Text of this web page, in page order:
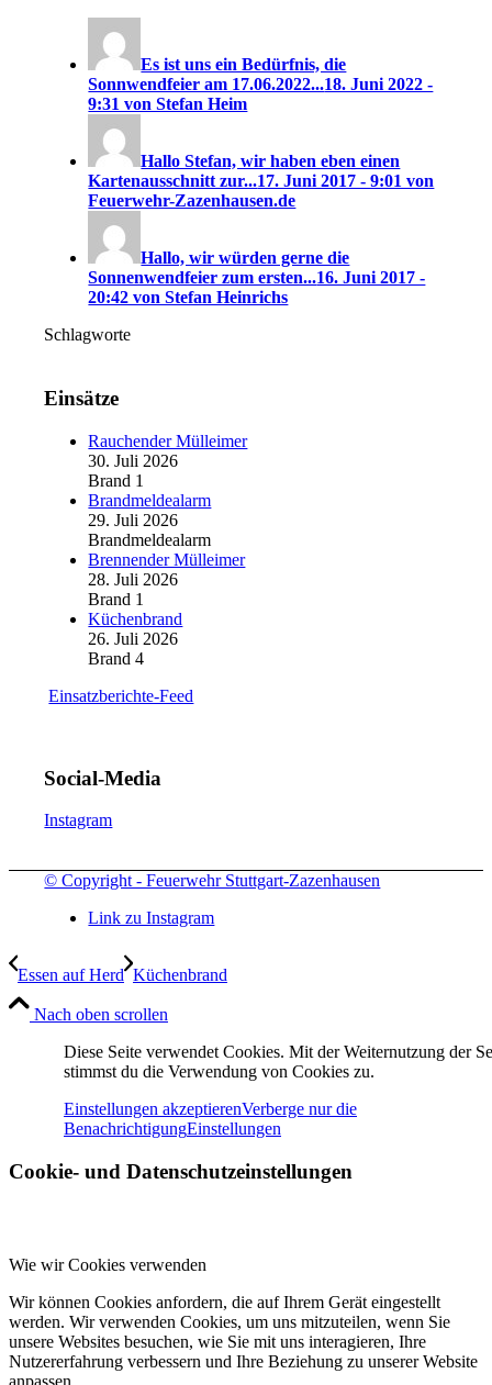
Es ist uns ein Bedürfnis, die
Sonnwendfeier am 17.06.2022...18. Juni 2022 -
9:31 von Stefan Heim
Hallo Stefan, wir haben eben einen
Kartenausschnitt zur...17. Juni 2017 - 9:01 von
Feuerwehr-Zazenhausen.de
Hallo, wir würden gerne die
Sonnenwendfeier zum ersten...16. Juni 2017 -
20:42 von Stefan Heinrichs
Schlagworte
Einsätze
Rauchender Mülleimer
30. Juli 2026
Brand 1
Brandmeldealarm
29. Juli 2026
Brandmeldealarm
Brennender Mülleimer
28. Juli 2026
Brand 1
Küchenbrand
26. Juli 2026
Brand 4
Einsatzberichte-Feed
Social-Media
Instagram
© Copyright - Feuerwehr Stuttgart-Zazenhausen
Link zu Instagram
Essen auf Herd Küchenbrand
Nach oben scrollen
Diese Seite verwendet Cookies. Mit der Weiternutzung der
stimmst du die Verwendung von Cookies zu.
Einstellungen akzeptierenVerberge nur die
BenachrichtigungEinstellungen
Cookie- und Datenschutzeinstellungen
Wie wir Cookies verwenden
Wir können Cookies anfordern, die auf Ihrem Gerät eingestellt
werden. Wir verwenden Cookies, um uns mitzuteilen, wenn Sie
unsere Websites besuchen, wie Sie mit uns interagieren, Ihre
Nutzererfahrung verbessern und Ihre Beziehung zu unserer Website
anpassen.